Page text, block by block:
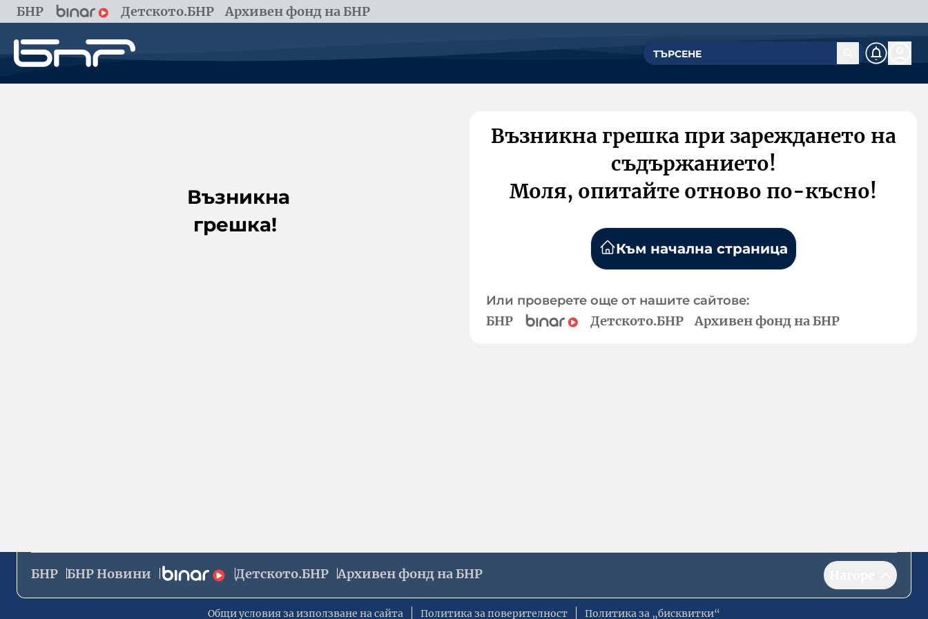
БНР Детското.БНР Архивен фонд на БНР
Възникна
грешка!
Възникна грешка при зареждането на
съдържанието!
Моля, опитайте отново по-късно!
Към начална страница
Или проверете още от нашите сайтове:
БНР Детското.БНР Архивен фонд на БНР
БНР БНР Новини Детското.БНР Архивен фонд на БНР
Общи условия за използване на сайта Политика за поверителност Политика за „бисквитки“